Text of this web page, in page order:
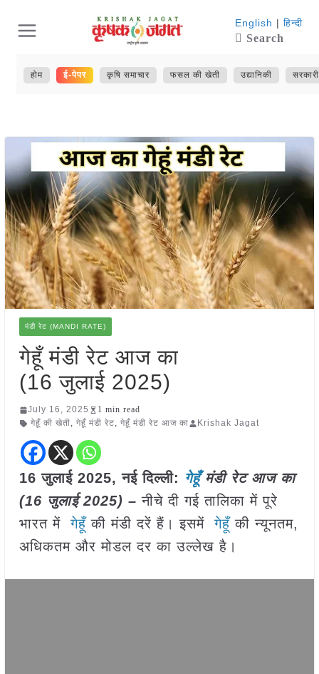
content
English | हिन्दी
Search
होम ई-पेपर कृषि समाचार फसल की खेती उद्यानिकी
मंडी रेट (MANDI RATE)
गेहूँ मंडी रेट आज का
(16 जुलाई 2025)
July 16, 2025
1 min read
गेहूँ की खेती, गेहूँ मंडी रेट, गेहूँ मंडी रेट आज का Krishak Jagat
16 जुलाई 2025, नई दिल्ली: गेहूँमंडी रेट आज का
(16 जुलाई 2025) – नीचे दी गई तालिका में पूरे
भारत में गेहूँकी मंडी दरें हैं। इसमें गेहूँकी न्यूनतम,
अधिकतम और मोडल दर का उल्लेख है।